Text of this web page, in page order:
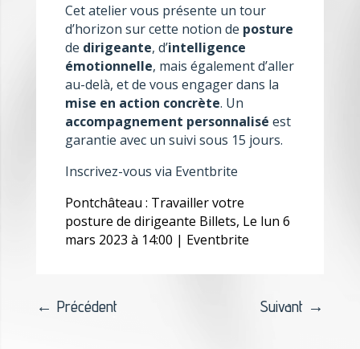
Cet atelier vous présente un tour
d’horizon sur cette notion de posture
de dirigeante, d’intelligence
émotionnelle, mais également d’aller
au-delà, et de vous engager dans la
mise en action concrète. Un
accompagnement personnalisé est
garantie avec un suivi sous 15 jours.
Inscrivez-vous via Eventbrite
Pontchâteau : Travailler votre
posture de dirigeante Billets, Le lun 6
mars 2023 à 14:00 | Eventbrite
← Précédent Suivant →